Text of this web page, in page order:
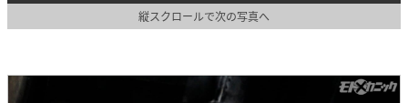
縦スクロールで次の写真へ